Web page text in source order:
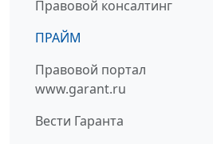
Правовой консалтинг
ПРАЙМ
Правовой портал
www.garant.ru
Вести Гаранта